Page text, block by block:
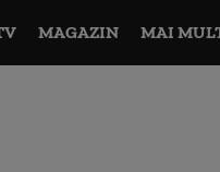
MAGAZIN MAI